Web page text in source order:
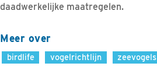
daadwerkelijke maatregelen.
Meer over
birdlife vogelrichtlijn zeevogels